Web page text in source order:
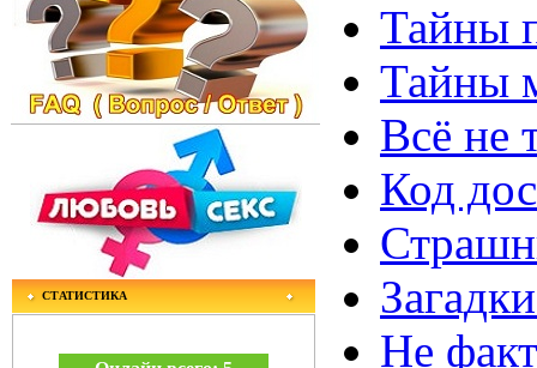
СТАТИСТИКА
Тайны
Тайны
Всё не
Код
Не